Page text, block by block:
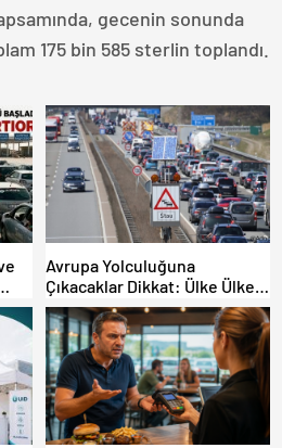
gecenin sonunda
175 bin 585 sterlin toplandı.
Avrupa Yolculuğuna
Çıkacaklar Dikkat: Ülke Ülke
Güncel Trafik Kuralları,
Avrupa Otoyol Hız Limitleri